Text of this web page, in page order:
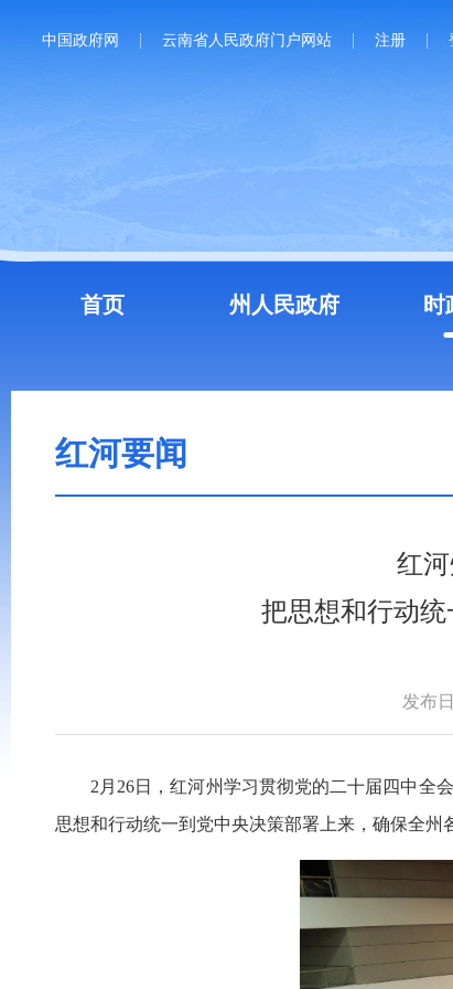
中国政府网 云南省人民政府门户网站 注册
首页 州人民政府 时
红河要闻
红
把思想和行动
发布
2月26日，红河州学习贯彻党的二十届四中全
思想和行动统一到党中央决策部署上来，确保全州